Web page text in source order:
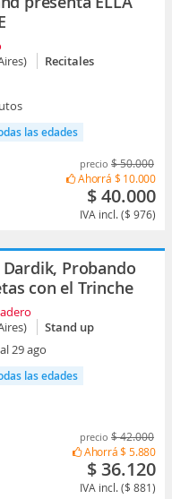
Recitales
las edades
precio $ 50.000
Ahorrá $ 10.000
$ 40.000
IVA incl. ($ 976)
Probando
con el Trinche
Stand up
29 ago
las edades
precio $ 42.000
Ahorrá$ 5.880
$ 36.120
IVA incl. ($ 881)